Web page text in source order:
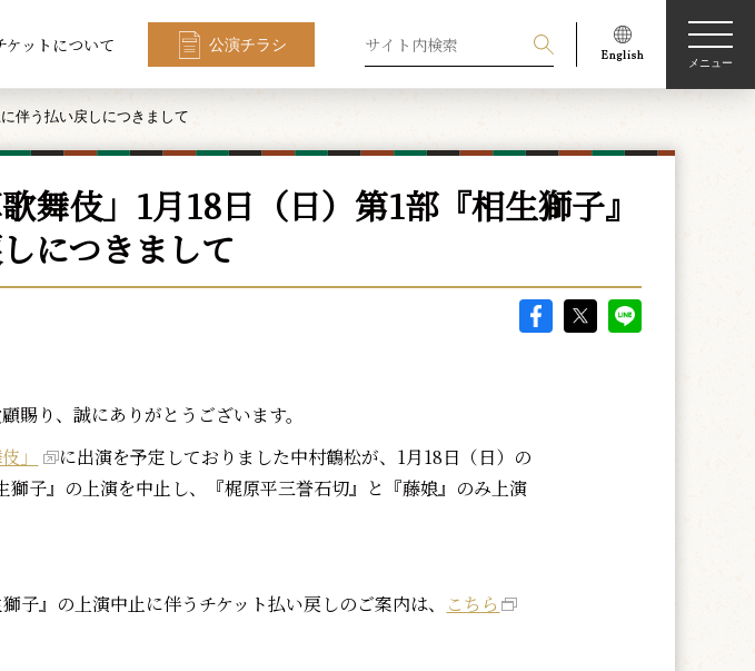
ケットについて 公演チラシ
メニュー
伴う払い戻しにつきまして
舞伎」1月18日（日）第1部『相生獅子』
につきまして
賜り、誠にありがとうございます。
」
に出演を予定しておりました中村鶴松が、1月18日（日）の
獅子』の上演を中止し、『梶原平三誉石切』と『藤娘』のみ上演
子』の上演中止に伴うチケット払い戻しのご案内は、
こちら